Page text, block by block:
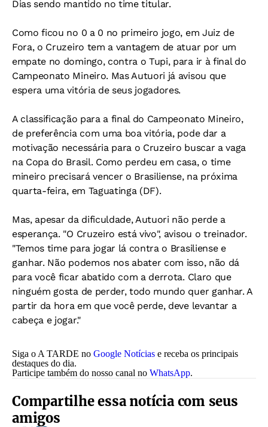
Dias sendo mantido no time titular.
Como ficou no 0 a 0 no primeiro jogo, em Juiz de
Fora, o Cruzeiro tem a vantagem de atuar por um
empate no domingo, contra o Tupi, para ir à final do
Campeonato Mineiro. Mas Autuori já avisou que
espera uma vitória de seus jogadores.
A classificação para a final do Campeonato Mineiro,
de preferência com uma boa vitória, pode dar a
motivação necessária para o Cruzeiro buscar a vaga
na Copa do Brasil. Como perdeu em casa, o time
mineiro precisará vencer o Brasiliense, na próxima
quarta-feira, em Taguatinga (DF).
Mas, apesar da dificuldade, Autuori não perde a
esperança. "O Cruzeiro está vivo", avisou o treinador.
"Temos time para jogar lá contra o Brasiliense e
ganhar. Não podemos nos abater com isso, não dá
para você ficar abatido com a derrota. Claro que
ninguém gosta de perder, todo mundo quer ganhar. A
partir da hora em que você perde, deve levantar a
cabeça e jogar."
Siga o A TARDE no Google Notícias e receba os principais
destaques do dia.
Participe também do nosso canal no WhatsApp.
Compartilhe essa notícia com seus
amigos